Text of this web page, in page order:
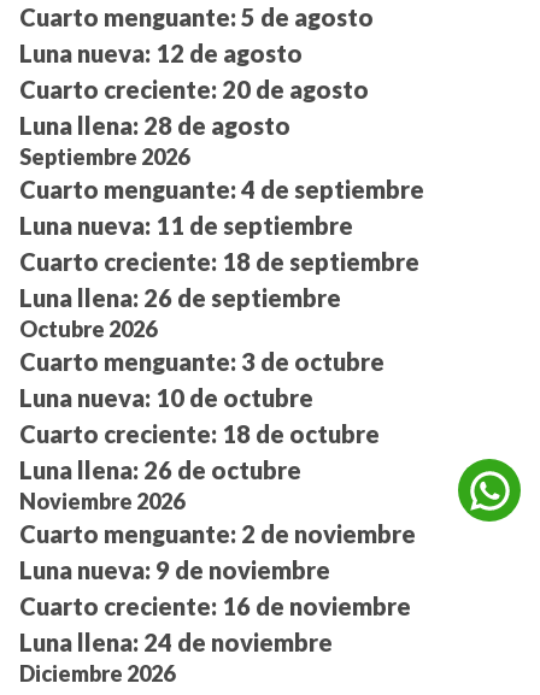
Cuarto menguante: 5 de agosto
Luna nueva: 12 de agosto
Cuarto creciente: 20 de agosto
Luna llena: 28 de agosto
Septiembre 2026
Cuarto menguante: 4 de septiembre
Luna nueva: 11 de septiembre
Cuarto creciente: 18 de septiembre
Luna llena: 26 de septiembre
Octubre 2026
Cuarto menguante: 3 de octubre
Luna nueva: 10 de octubre
Cuarto creciente: 18 de octubre
Luna llena: 26 de octubre
Noviembre 2026
Cuarto menguante: 2 de noviembre
Luna nueva: 9 de noviembre
Cuarto creciente: 16 de noviembre
Luna llena: 24 de noviembre
Diciembre 2026